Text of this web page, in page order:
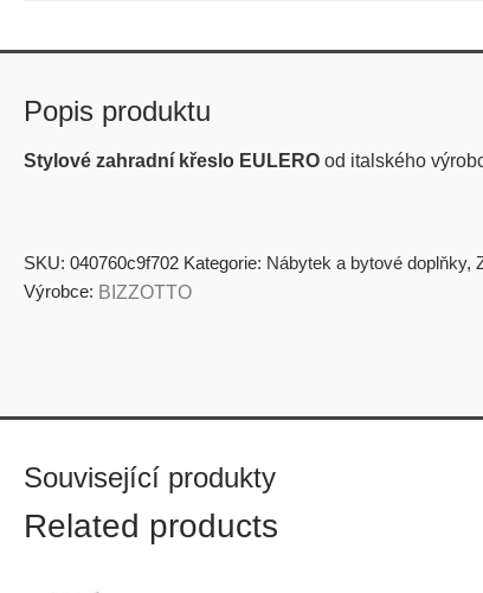
Popis produktu
Stylové zahradní křeslo EULERO od italského
SKU: 040760c9f702 Kategorie: Nábytek a bytové doplňky,
Výrobce: BIZZOTTO
Související produkty
Related products